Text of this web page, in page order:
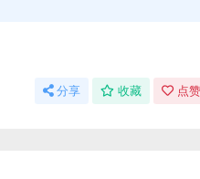
分享 收藏 点